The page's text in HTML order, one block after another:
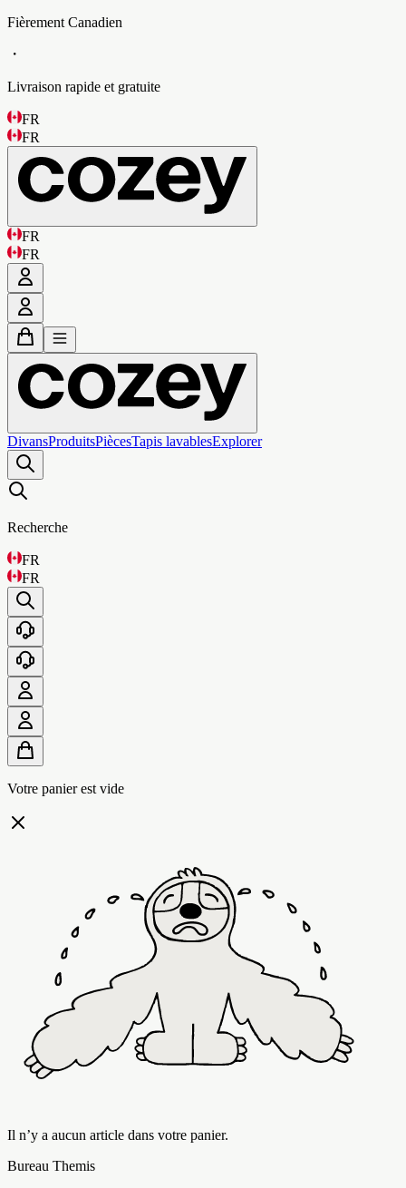
Fièrement Canadien
・
Livraison rapide et gratuite
FR
FR
FR
FR
DivansProduitsPiècesTapis lavablesExplorer
Recherche
FR
FR
Votre panier est vide
Il n’y a aucun article dans votre panier.
Bureau Themis